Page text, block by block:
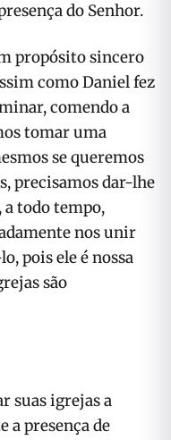
do Senhor.
propósito sincero
como Daniel fez
comendo a
tomar uma
se queremos
precisamos dar-lhe
todo tempo,
nos unir
pois ele é nossa
são
suas igrejas a
a presença de